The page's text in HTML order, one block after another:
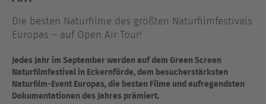
Die besten Naturfilme des größten Naturfilmfestivals
Europas – auf Open Air Tour!
Jedes Jahr im September werden auf dem Green Screen
Naturfilmfestival in Eckernförde, dem besucherstärksten
Naturfilm-Event Europas, die besten Filme und aufregendsten
Dokumentationen des Jahres prämiert.